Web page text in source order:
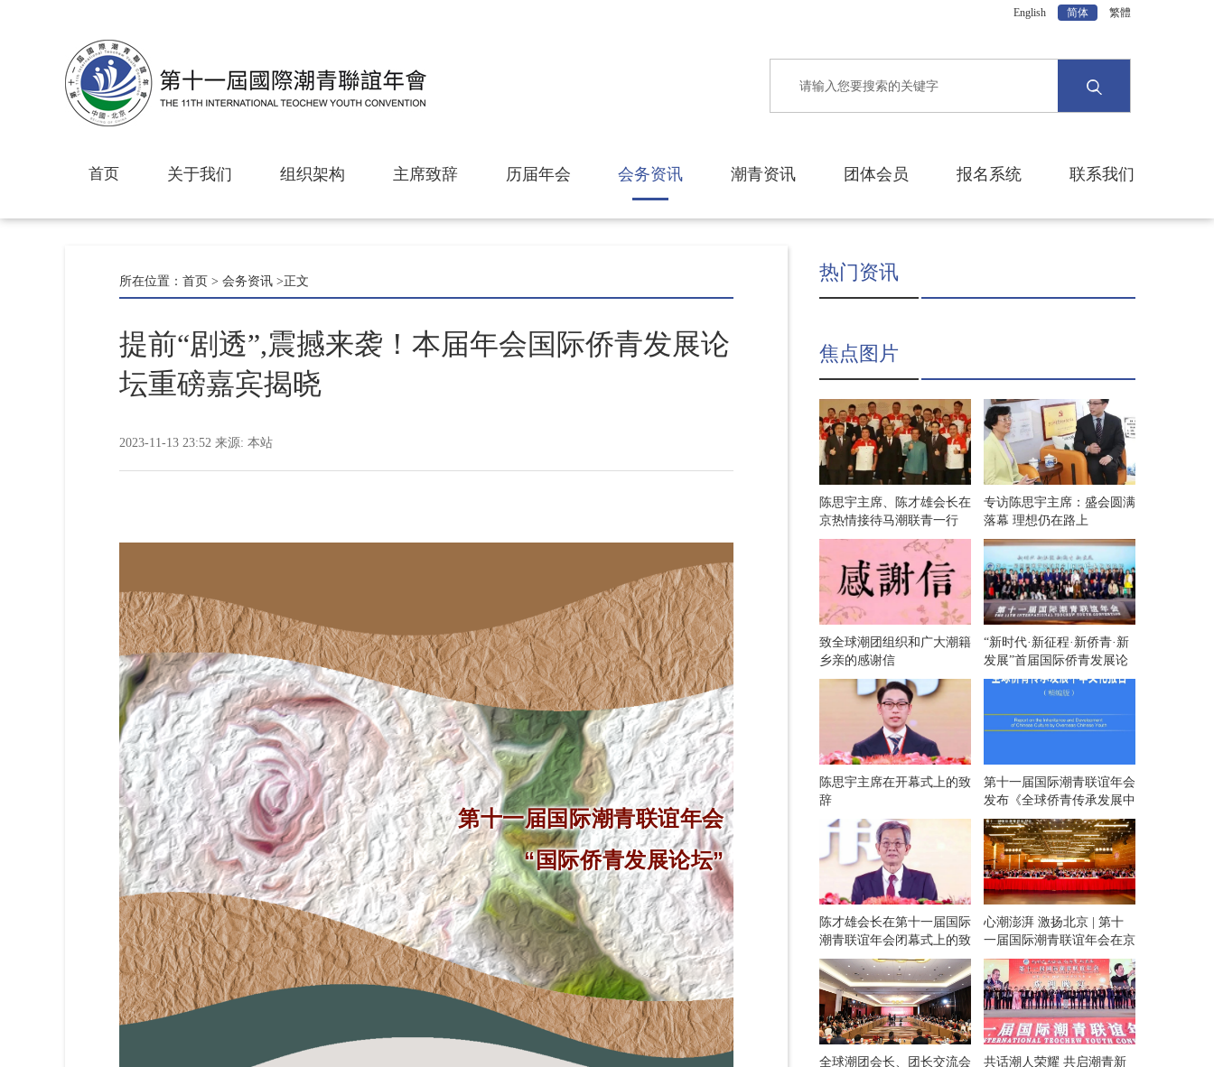
English 简体 繁體
首页 关于我们 组织架构 主席致辞 历届年会 会务资讯 潮青资讯 团体会员 报名系统 联系我们
所在位置： 首页 > 会务资讯 >正文
提前“剧透”,震撼来袭！本届年会国际侨青发展论
坛重磅嘉宾揭晓
2023-11-13 23:52 来源: 本站
第十一届国际潮青联谊年会
“国际侨青发展论坛”
热门资讯
焦点图片
陈思宇主席、陈才雄会长在
京热情接待马潮联青一行
专访陈思宇主席：盛会圆满
落幕 理想仍在路上
致全球潮团组织和广大潮籍
乡亲的感谢信
“新时代·新征程·新侨青·新
发展”首届国际侨青发展论
坛在京举办
陈思宇主席在开幕式上的致
辞
第十一届国际潮青联谊年会
发布《全球侨青传承发展中
华文化报告》
陈才雄会长在第十一届国际
潮青联谊年会闭幕式上的致
辞
心潮澎湃 激扬北京 | 第十
一届国际潮青联谊年会在京
隆重举行！
全球潮团会长、团长交流会
共话潮人荣耀 共启潮青新